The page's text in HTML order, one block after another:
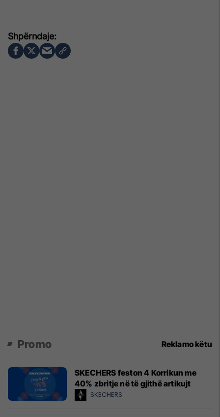
Promo Reklamo këtu
SKECHERS feston 4 Korrikun me
40% zbritje në të gjithë artikujt
SKECHERS